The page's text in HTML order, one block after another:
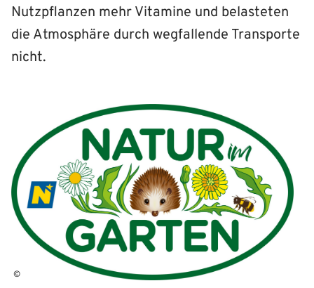
Nutzpflanzen mehr Vitamine und belasteten
die Atmosphäre durch wegfallende Transporte
nicht.
©